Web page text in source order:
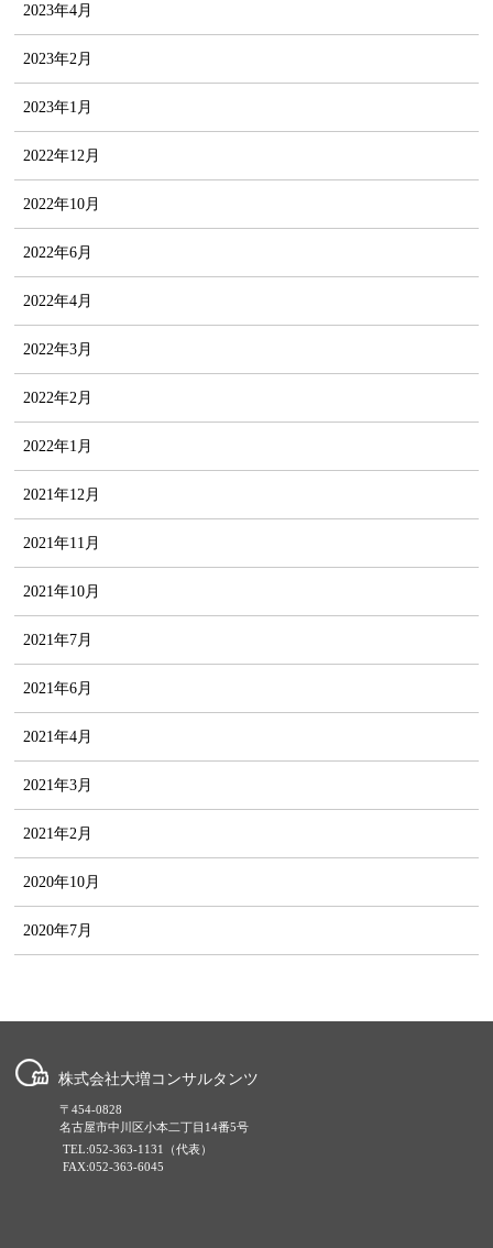
2023年4月
2023年2月
2023年1月
2022年12月
2022年10月
2022年6月
2022年4月
2022年3月
2022年2月
2022年1月
2021年12月
2021年11月
2021年10月
2021年7月
2021年6月
2021年4月
2021年3月
2021年2月
2020年10月
2020年7月
株式会社大増コンサルタンツ
〒454-0828
名古屋市中川区小本二丁目14番5号
TEL:052-363-1131（代表）
FAX:052-363-6045